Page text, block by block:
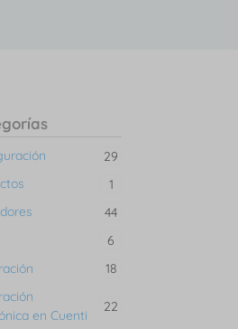
29
1
44
6
18
en Cuenti
22